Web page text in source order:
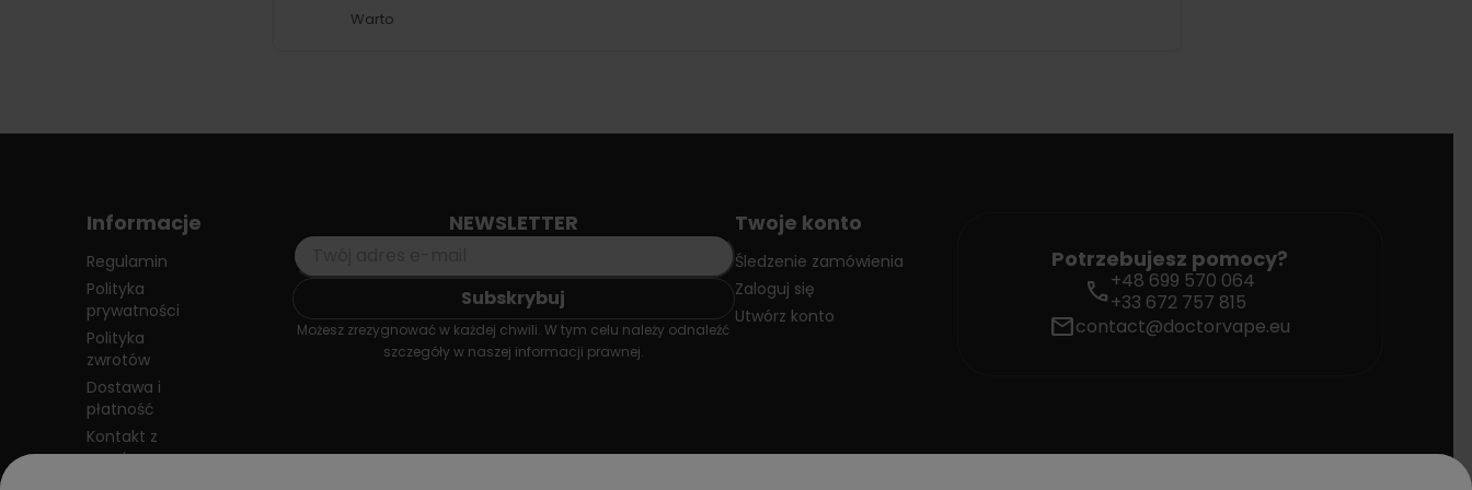
Warto
Informacje
Regulamin
Polityka
prywatności
Polityka
zwrotów
Dostawa i
płatność
Kontakt z
nami
NEWSLETTER
Możesz zrezygnować w każdej chwili. W tym celu należy odnaleźć
szczegóły w naszej informacji prawnej.
Twoje konto
Śledzenie zamówienia
Zaloguj się
Utwórz konto
Potrzebujesz pomocy?
call+48 699 570 064
+33 672 757 815
mailcontact@doctorvape.eu